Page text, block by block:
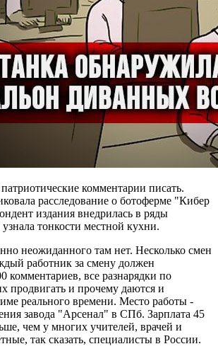
патриотические комментарии писать.
расследование о ботоферме "Кибер
издания внедрилась в ряды
тонкости местной кухни.
неожиданного там нет. Несколько смен
работник за смену должен
комментариев, все разнарядки по
продвигать и прочему даются и
реального времени. Место работы -
завода "Арсенал" в СПб. Зарплата 45
чем у многих учителей, врачей и
так сказать, специалисты в России.